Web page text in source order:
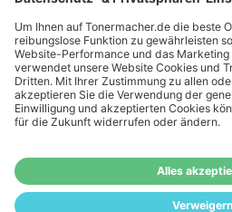
¹ Nur gültig für den Versand innerhalb
von mindestens 35€ (inkl. Mwst.) an Ampertec
Versand für Sie kostenfrei.
Das Angebot von